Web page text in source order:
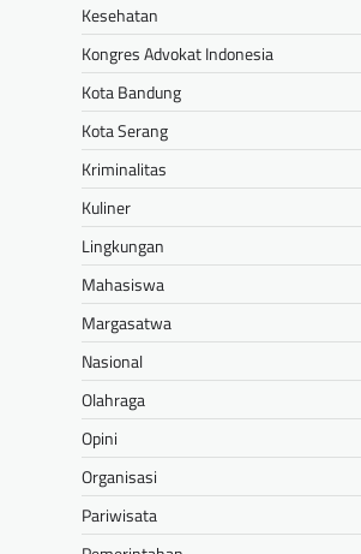
Kesehatan
Kongres Advokat Indonesia
Kota Bandung
Kota Serang
Kriminalitas
Kuliner
Lingkungan
Mahasiswa
Margasatwa
Nasional
Olahraga
Opini
Organisasi
Pariwisata